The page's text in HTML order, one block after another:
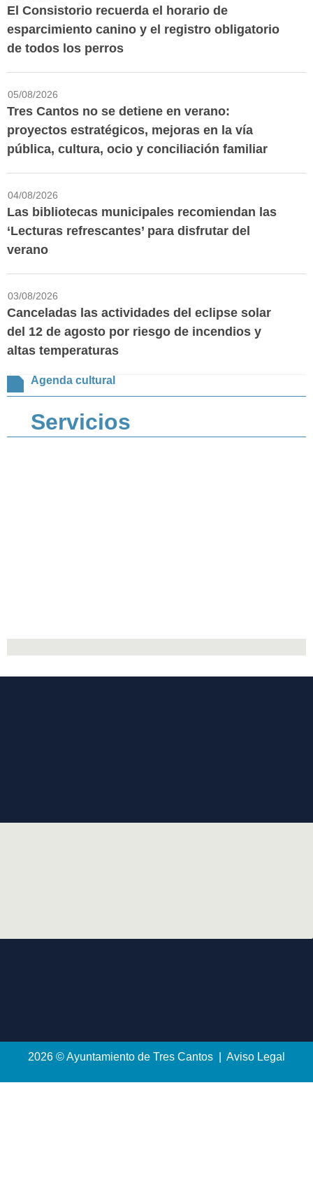
El Consistorio recuerda el horario de
esparcimiento canino y el registro obligatorio
de todos los perros
05/08/2026
Tres Cantos no se detiene en verano:
proyectos estratégicos, mejoras en la vía
pública, cultura, ocio y conciliación familiar
04/08/2026
Las bibliotecas municipales recomiendan las
‘Lecturas refrescantes’ para disfrutar del
verano
03/08/2026
Canceladas las actividades del eclipse solar
del 12 de agosto por riesgo de incendios y
altas temperaturas
Agenda cultural
Servicios
2026 © Ayuntamiento de Tres Cantos | Aviso Legal